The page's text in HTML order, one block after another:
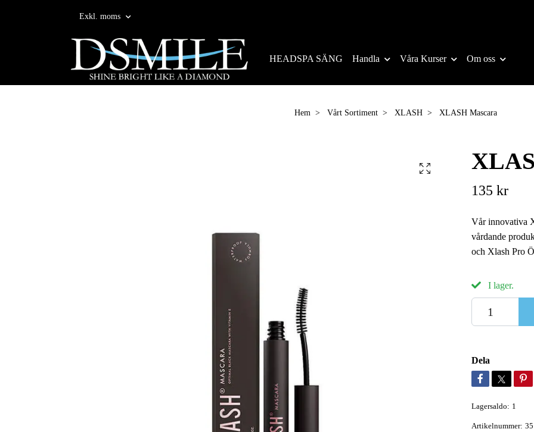
Exkl. moms
HEADSPA SÄNG Handla Våra Kurser Om oss
Hem Vårt Sortiment XLASH XLASH Mascara
135 kr
Vår innovativa
vårdande
och Xlash Pro
I lager.
Dela
Lagersaldo: 1
Artikelnummer: 35